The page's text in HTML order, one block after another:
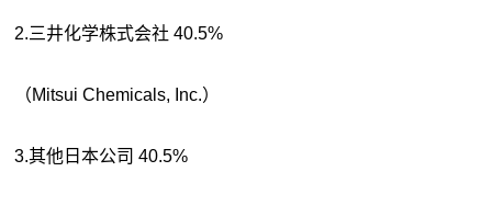
2.三井化学株式会社 40.5%
（Mitsui Chemicals, Inc.）
3.其他日本公司 40.5%